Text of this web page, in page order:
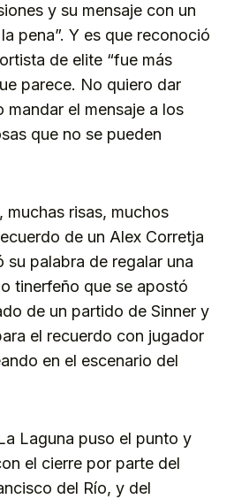
y su mensaje con un
pena”. Y es que reconoció
de elite “fue más
parece. No quiero dar
mandar el mensaje a los
que no se pueden
muchas risas, muchos
de un Alex Corretja
su palabra de regalar una
tinerfeño que se apostó
de un partido de Sinner y
el recuerdo con jugador
en el escenario del
Laguna puso el punto y
el cierre por parte del
del Río, y del